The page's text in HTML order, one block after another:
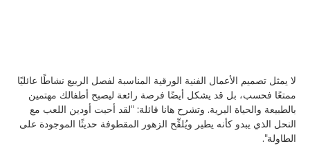
لا يمثل تصميم الأعمال الفنية الورقية المناسبة لفصل الربيع نشاطًا عائليًا
ممتعًا فحسب، بل قد يشكل أيضًا فرصة رائعة ليصبح أطفالك مهتمين
بالطبيعة والحياة البرية. وتشرح هانا قائلة: "لقد أحبت أودين اللعب مع
النحل الذي يبدو كأنه يطير ويُلقِّح الزهور المقطوفة حديثًا الموجودة على
الطاولة".